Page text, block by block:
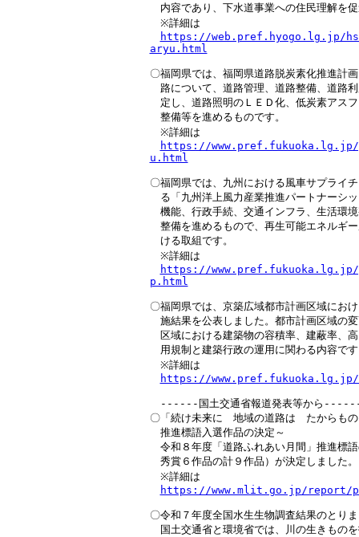
内容であり、下水道事業への住民理解を
※詳細は
https://web.pref.hyogo.lg.jp/
aryu.html
〇福岡県では、福岡県道路脱炭素化推進計
路について、道路管理、道路整備、道路
定し、道路照明のＬＥＤ化、低炭素アス
整備等を進めるものです。
※詳細は
https://www.pref.fukuoka.lg.jp/
u.html
〇福岡県では、九州における風車サプライ
る「九州洋上風力産業推進パートナーシ
機能、行政手続、交通インフラ、生活環
整備を進めるもので、再生可能エネルギ
ける取組です。
※詳細は
https://www.pref.fukuoka.lg.jp/
p.html
〇福岡県では、京築広域都市計画区域にお
施結果を公表しました。都市計画区域の
区域における建築物の容積率、建蔽率、
用規制と建築行政の運用に関わる内容で
※詳細は
https://www.pref.fukuoka.lg.jp/
------国土交通省報道発表等から
〇「続け未来に　地域の道路は　たからも
推進標語入選作品の決定～
令和８年度「道路ふれあい月間」推進標
秀賞６作品の計９作品）が決定しました。
※詳細は
https://www.mlit.go.jp/report/
〇令和７年度全国水生生物調査結果のとり
国土交通省と環境省では、川の生きもの